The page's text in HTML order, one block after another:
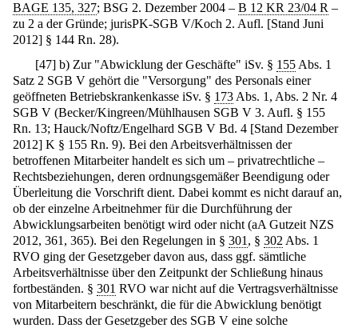
BAGE 135, 327; BSG 2. Dezember 2004 – B 12 KR 23/04 R –
zu 2 a der Gründe; jurisPK-SGB V/Koch 2. Aufl. [Stand Juni
2012] § 144 Rn. 28).
[47] b) Zur "Abwicklung der Geschäfte" iSv. § 155 Abs. 1
Satz 2 SGB V gehört die "Versorgung" des Personals einer
geöffneten Betriebskrankenkasse iSv. § 173 Abs. 1, Abs. 2 Nr. 4
SGB V (Becker/Kingreen/Mühlhausen SGB V 3. Aufl. § 155
Rn. 13; Hauck/Noftz/Engelhard SGB V Bd. 4 [Stand Dezember
2012] K § 155 Rn. 9). Bei den Arbeitsverhältnissen der
betroffenen Mitarbeiter handelt es sich um – privatrechtliche –
Rechtsbeziehungen, deren ordnungsgemäßer Beendigung oder
Überleitung die Vorschrift dient. Dabei kommt es nicht darauf an,
ob der einzelne Arbeitnehmer für die Durchführung der
Abwicklungsarbeiten benötigt wird oder nicht (aA Gutzeit NZS
2012, 361, 365). Bei den Regelungen in § 301 , § 302 Abs. 1
RVO ging der Gesetzgeber davon aus, dass ggf. sämtliche
Arbeitsverhältnisse über den Zeitpunkt der Schließung hinaus
fortbeständen. § 301 RVO war nicht auf die Vertragsverhältnisse
von Mitarbeitern beschränkt, die für die Abwicklung benötigt
wurden. Dass der Gesetzgeber des SGB V eine solche